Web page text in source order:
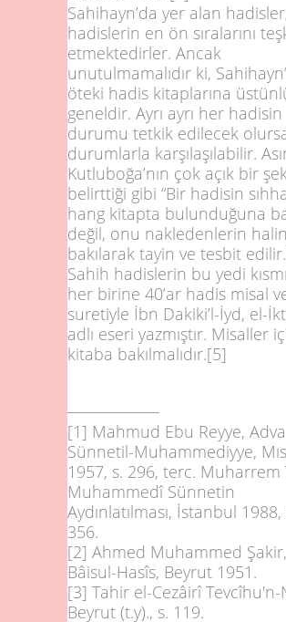
Sahihayn’da yer alan
hadislerin en ön sıralarını
etmektedirler. Ancak
unutulmamalıdır ki,
öteki hadis kitaplarına
geneldir. Ayrı ayrı her hadisin
durumu tetkik edilecek
durumlarla karşılaşılabilir.
Kutluboğa’nın çok açık bir
belirttiği gibi “Bir hadisin
hang kitapta bulunduğuna
değil, onu nakledenlerin
bakılarak tayin ve tesbit
Sahih hadislerin bu yedi
her birine 40’ar hadis misal
suretiyle İbn Dakiki’l-İyd, el-
adlı eseri yazmıştır. Misaller
kitaba bakılmalıdır.[5]
[1] Mahmud Ebu Reyye,
Sünnetil-Muhammediyye,
1957, s. 296, terc. Muharrem
Muhammedî Sünnetin
Aydınlatılması, İstanbul
356.
[2] Ahmed Muhammed
Bâisul-Hasîs, Beyrut 1951.
[3] Tahir el-Cezâirî Tevcîhu'n-
Beyrut (t.y)., s. 119.